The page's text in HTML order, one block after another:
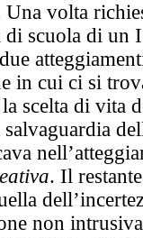
volta
scuola di un
in cui ci si
scelta di vita
. Il
non